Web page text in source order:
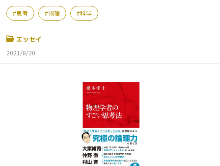
思考 物理 科学
エッセイ
2021/8/20